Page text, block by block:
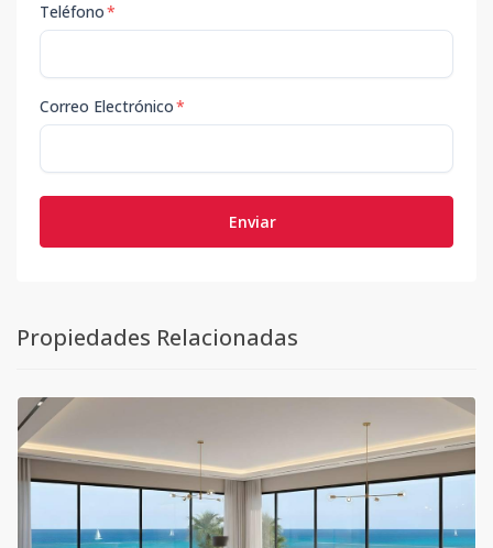
Teléfono*
Correo Electrónico*
Enviar
Propiedades Relacionadas